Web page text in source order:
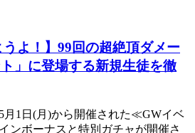
うよ！】99回の超絶頂ダメー
」に登場する新規生徒を徹
月1日(月)から開催された≪GWイベ
ンボーナスと特別ガチャが開催さ